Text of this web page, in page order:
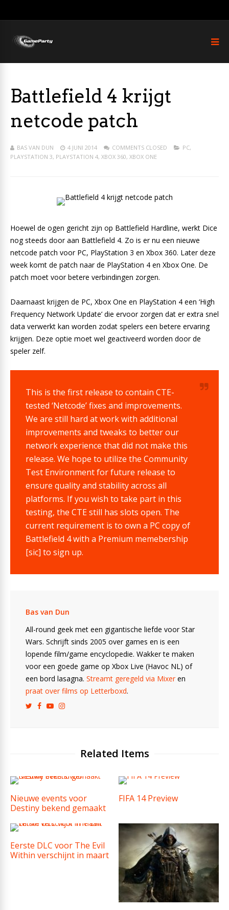
Battlefield 4 krijgt
netcode patch
BAS VAN DUN 4 JUNI 2014 COMMENTS CLOSED PC,
PLAYSTATION 3, PLAYSTATION 4, XBOX 360, XBOX ONE
Hoewel de ogen gericht zijn op Battlefield Hardline, werkt Dice
nog steeds door aan Battlefield 4. Zo is er nu een nieuwe
netcode patch voor PC, PlayStation 3 en Xbox 360. Later deze
week komt de patch naar de PlayStation 4 en Xbox One. De
patch moet voor betere verbindingen zorgen.
Daarnaast krijgen de PC, Xbox One en PlayStation 4 een ‘High
Frequency Network Update’ die ervoor zorgen dat er extra snel
data verwerkt kan worden zodat spelers een betere ervaring
krijgen. Deze optie moet wel geactiveerd worden door de
speler zelf.
This is the first release to contain CTE-
tested ‘Netcode’ fixes and improvements.
We are still hard at work with additional
improvements and tweaks to better our
network experience that did not make this
release. We hope to utilize the Community
Test Environment for future release to
ensure quality and stability across all
platforms. If you wish to take part in this
testing, the CTE still has slots open. The
current requirement is to own a PC copy of
Battlefield 4 with a Premium memebership
[sic] to sign up.
Bas van Dun
All-round geek met een gigantische liefde voor Star
Wars. Schrijft sinds 2005 over games en is een
lopende film/game encyclopedie. Wakker te maken
voor een goede game op Xbox Live (Havoc NL) of
een bord lasagna. Streamt geregeld via Mixeren
praat over films op Letterboxd.
Related Items
Nieuwe events voor
Destiny bekend gemaakt
FIFA 14 Preview
Eerste DLC voor The Evil
Within verschijnt in maart